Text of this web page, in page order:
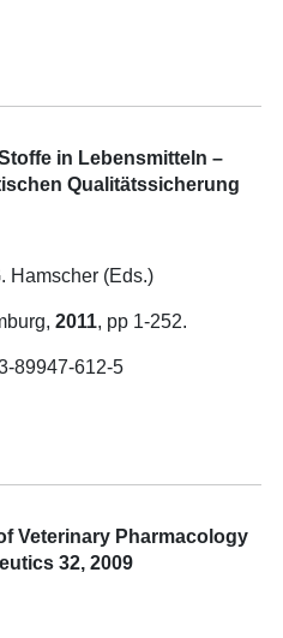
in Lebensmitteln –
Qualitätssicherung
Hamscher (Eds.)
2011, pp 1-252.
89947-612-5
Veterinary Pharmacology
32, 2009